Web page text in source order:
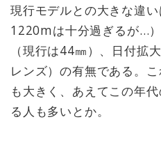
現行モデルとの大きな違
1220mは十分過ぎるが…
（現行は44㎜）、日付拡
レンズ）の有無である。
も大きく、あえてこの年
る人も多いとか。